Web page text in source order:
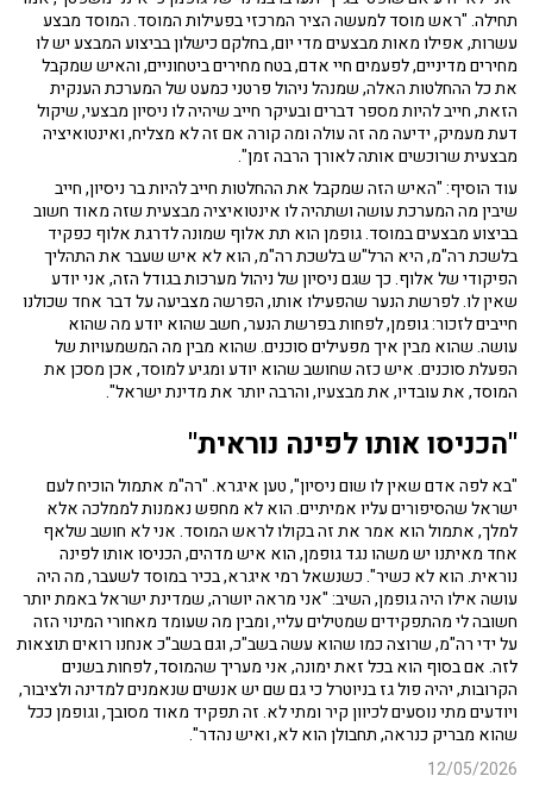
תחילה. "ראש מוסד למעשה הציר המרכזי בפעילות המוסד. המוסד מבצע
עשרות, אפילו מאות מבצעים מדי יום, בחלקם כישלון בביצוע המבצע יש לו
מחירים מדיניים, לפעמים חיי אדם, בטח מחירים ביטחוניים, והאיש שמקבל
את כל ההחלטות האלה, שמנהל ניהול פרטני כמעט של המערכת הענקית
הזאת, חייב להיות מספר דברים ובעיקר חייב שיהיה לו ניסיון מבצעי, שיקול
דעת מעמיק, ידיעה מה זה עולה ומה קורה אם זה לא מצליח, ואינטואיציה
מבצעית שרוכשים אותה לאורך הרבה זמן".
עוד הוסיף: "האיש הזה שמקבל את ההחלטות חייב להיות בר ניסיון, חייב
שיבין מה המערכת עושה ושתהיה לו אינטואיציה מבצעית שזה מאוד חשוב
בביצוע מבצעים במוסד. גופמן הוא תת אלוף שמונה לדרגת אלוף כפקיד
בלשכת רה"מ, היא הרל"ש בלשכת רה"מ, הוא לא איש שעבר את התהליך
הפיקודי של אלוף. כך שגם ניסיון של ניהול מערכות בגודל הזה, אני יודע
שאין לו. לפרשת הנער שהפעילו אותו, הפרשה מצביעה על דבר אחד שכולנו
חייבים לזכור: גופמן, לפחות בפרשת הנער, חשב שהוא יודע מה שהוא
עושה. שהוא מבין איך מפעילים סוכנים. שהוא מבין מה המשמעויות של
הפעלת סוכנים. איש כזה שחושב שהוא יודע ומגיע למוסד, אכן מסכן את
המוסד, את עובדיו, את מבצעיו, והרבה יותר את מדינת ישראל".
"הכניסו אותו לפינה נוראית"
"בא לפה אדם שאין לו שום ניסיון", טען איגרא. "רה"מ אתמול הוכיח לעם
ישראל שהסיפורים עליו אמיתיים. הוא לא מחפש נאמנות לממלכה אלא
למלך, אתמול הוא אמר את זה בקולו לראש המוסד. אני לא חושב שלאף
אחד מאיתנו יש משהו נגד גופמן, הוא איש מדהים, הכניסו אותו לפינה
נוראית. הוא לא כשיר". כשנשאל רמי איגרא, בכיר במוסד לשעבר, מה היה
עושה אילו היה גופמן, השיב: "אני מראה יושרה, שמדינת ישראל באמת יותר
חשובה לי מהתפקידים שמטילים עליי, ומבין מה שעומד מאחורי המינוי הזה
על ידי רה"מ, שרוצה כמו שהוא עשה בשב"כ, וגם בשב"כ אנחנו רואים תוצאות
לזה. אם בסוף הוא בכל זאת ימונה, אני מעריך שהמוסד, לפחות בשנים
הקרובות, יהיה פול גז בניוטרל כי גם שם יש אנשים שנאמנים למדינה ולציבור,
ויודעים מתי נוסעים לכיוון קיר ומתי לא. זה תפקיד מאוד מסובך, וגופמן ככל
שהוא מבריק כנראה, תחבולן הוא לא, ואיש נהדר".
12/05/2026